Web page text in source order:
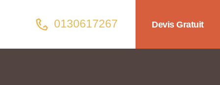
0130617267 Devis Gratuit